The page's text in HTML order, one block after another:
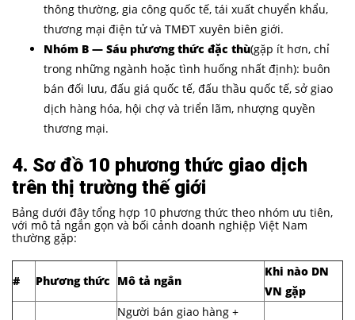
thông thường, gia công quốc tế, tái xuất chuyển khẩu,
thương mại điện tử và TMĐT xuyên biên giới.
Nhóm B — Sáu phương thức đặc thù(gặp ít hơn, chỉ
trong những ngành hoặc tình huống nhất định): buôn
bán đối lưu, đấu giá quốc tế, đấu thầu quốc tế, sở giao
dịch hàng hóa, hội chợ và triển lãm, nhượng quyền
thương mại.
4. Sơ đồ 10 phương thức giao dịch
trên thị trường thế giới
Bảng dưới đây tổng hợp 10 phương thức theo nhóm ưu tiên,
với mô tả ngắn gọn và bối cảnh doanh nghiệp Việt Nam
thường gặp:
# Phương thức Mô tả ngắn
Khi nào DN
VN gặp
Người bán giao hàng +